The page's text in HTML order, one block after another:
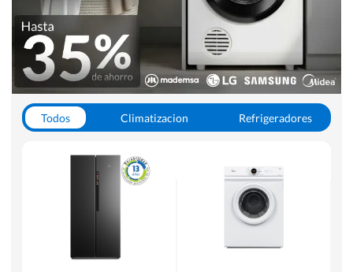
Todos Climatizacion
Refrigeradores
Hornos y Microondas